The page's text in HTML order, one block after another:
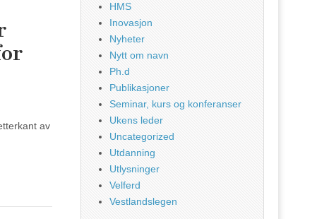
av
HMS
Inovasjon
Nyheter
Nytt om navn
Ph.d
Publikasjoner
Seminar, kurs og konferanser
Ukens leder
Uncategorized
Utdanning
Utlysninger
Velferd
Vestlandslegen